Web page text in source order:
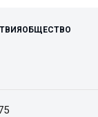
ОБЩЕСТВО